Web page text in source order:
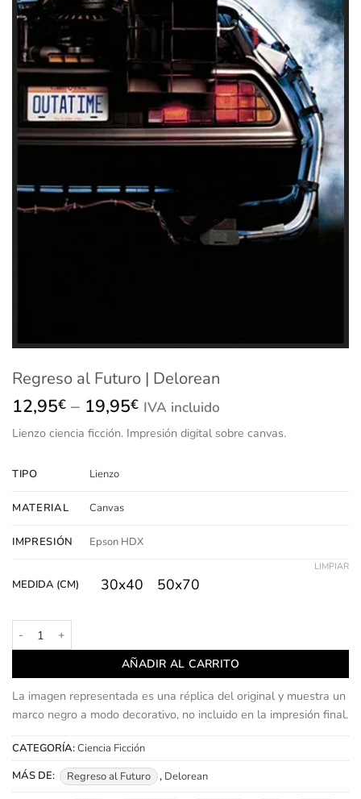
Regreso al Futuro | Delorean
12,95€ – 19,95€Price
range:
12,95€
IVA incluido
Lienzo ciencia ficción. Impresión digital sobre canvas.
TIPO Lienzo
MATERIAL Canvas
IMPRESIÓN Epson HDX
MEDIDA (CM) 30x40 50x70
LIMPIAR
Regreso al Futuro | Delorean cantidad
AÑADIR AL CARRITO
La imagen representada es una réplica del original y muestra un
marco negro a modo decorativo, no incluido en la impresión final.
CATEGORÍA:Ciencia Ficción
MÁS DE:
Regreso al Futuro , Delorean